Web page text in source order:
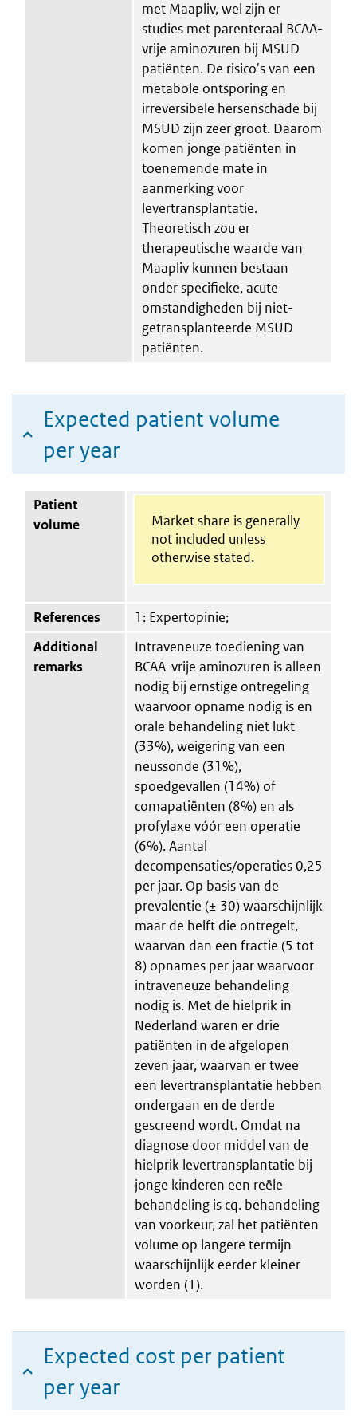
met Maapliv, wel zijn er
studies met parenteraal BCAA-
vrije aminozuren bij MSUD
patiënten. De risico's van een
metabole ontsporing en
irreversibele hersenschade bij
MSUD zijn zeer groot. Daarom
komen jonge patiënten in
toenemende mate in
aanmerking voor
levertransplantatie.
Theoretisch zou er
therapeutische waarde van
Maapliv kunnen bestaan
onder specifieke, acute
omstandigheden bij niet-
getransplanteerde MSUD
patiënten.
Expected patient volume
per year
Patient
volume
Market share is generally
not included unless
otherwise stated.
References
1: Expertopinie;
Additional
remarks
Intraveneuze toediening van
BCAA-vrije aminozuren is alleen
nodig bij ernstige ontregeling
waarvoor opname nodig is en
orale behandeling niet lukt
(33%), weigering van een
neussonde (31%),
spoedgevallen (14%) of
comapatiënten (8%) en als
profylaxe vóór een operatie
(6%). Aantal
decompensaties/operaties 0,25
per jaar. Op basis van de
prevalentie (± 30) waarschijnlijk
maar de helft die ontregelt,
waarvan dan een fractie (5 tot
8) opnames per jaar waarvoor
intraveneuze behandeling
nodig is. Met de hielprik in
Nederland waren er drie
patiënten in de afgelopen
zeven jaar, waarvan er twee
een levertransplantatie hebben
ondergaan en de derde
gescreend wordt. Omdat na
diagnose door middel van de
hielprik levertransplantatie bij
jonge kinderen een reële
behandeling is cq. behandeling
van voorkeur, zal het patiënten
volume op langere termijn
waarschijnlijk eerder kleiner
worden (1).
Expected cost per patient
per year